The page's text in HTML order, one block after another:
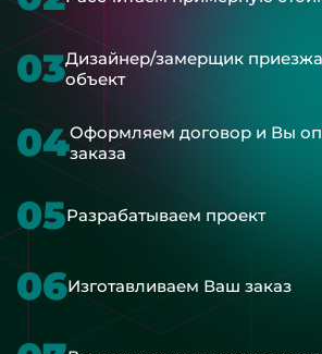
03Дизайнер/замерщик
объект
04Оформляем договор и Вы
заказа
05Разрабатываем проект
06Изготавливаем Ваш заказ